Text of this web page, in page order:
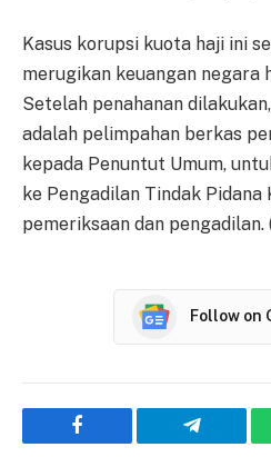
Kasus korupsi kuota haji ini
merugikan keuangan negara
Setelah penahanan
adalah pelimpahan berkas
kepada Penuntut Umum,
ke Pengadilan Tindak
pemeriksaan dan pengadilan.
Follow on
Facebook Telegram